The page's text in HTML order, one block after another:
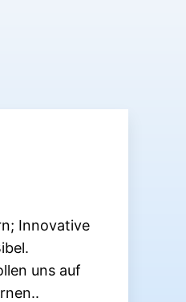
Innovative
uns auf